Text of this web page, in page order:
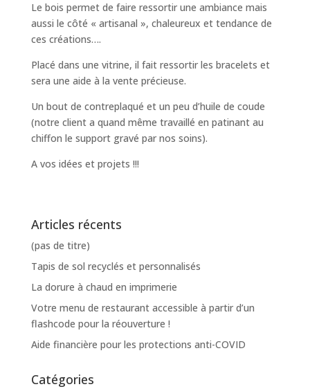
Le bois permet de faire ressortir une ambiance mais
aussi le côté « artisanal », chaleureux et tendance de
ces créations….
Placé dans une vitrine, il fait ressortir les bracelets et
sera une aide à la vente précieuse.
Un bout de contreplaqué et un peu d’huile de coude
(notre client a quand même travaillé en patinant au
chiffon le support gravé par nos soins).
A vos idées et projets !!!
Articles récents
(pas de titre)
Tapis de sol recyclés et personnalisés
La dorure à chaud en imprimerie
Votre menu de restaurant accessible à partir d’un
flashcode pour la réouverture !
Aide financière pour les protections anti-COVID
Catégories